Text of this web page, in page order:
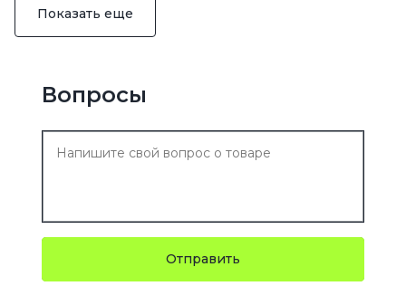
Показать еще
Вопросы
Отправить